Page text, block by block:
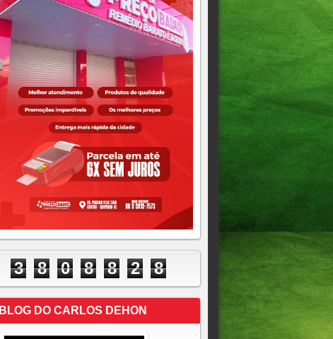
3 8 0 8 8 2 8
BLOG DO CARLOS DEHON